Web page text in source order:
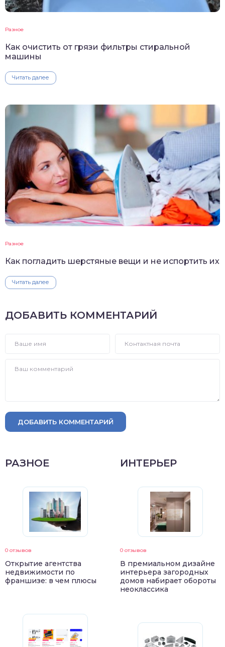
Разное
Как очистить от грязи фильтры стиральной
машины
Читать далее
Разное
Как погладить шерстяные вещи и не испортить их
Читать далее
ДОБАВИТЬ КОММЕНТАРИЙ
ДОБАВИТЬ КОММЕНТАРИЙ
РАЗНОЕ
0 отзывов
Открытие агентства
недвижимости по
франшизе: в чем плюсы
ИНТЕРЬЕР
0 отзывов
В премиальном дизайне
интерьера загородных
домов набирает обороты
неоклассика